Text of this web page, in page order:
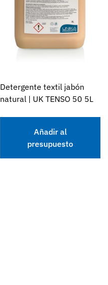
Detergente textil jabón
natural | UK TENSO 50 5L
Añadir al
presupuesto